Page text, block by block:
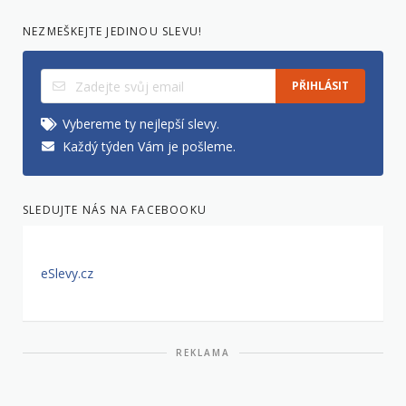
NEZMEŠKEJTE JEDINOU SLEVU!
PŘIHLÁSIT
Vybereme ty nejlepší slevy.
Každý týden Vám je pošleme.
SLEDUJTE NÁS NA FACEBOOKU
eSlevy.cz
REKLAMA